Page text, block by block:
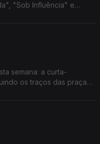
"Sob Influência" e
semana: a curta-